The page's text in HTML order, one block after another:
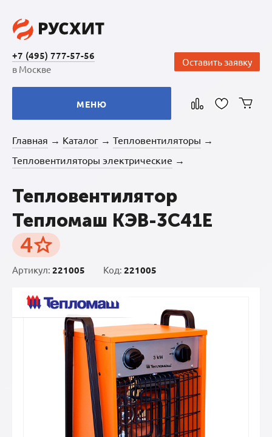
+7 (495) 777-57-56
в Москве
Оставить заявку
МЕНЮ
Главная → Каталог → Тепловентиляторы →
Тепловентиляторы электрические →
Тепловентилятор
Тепломаш КЭВ-3С41E
4
Артикул: 221005 Код: 221005